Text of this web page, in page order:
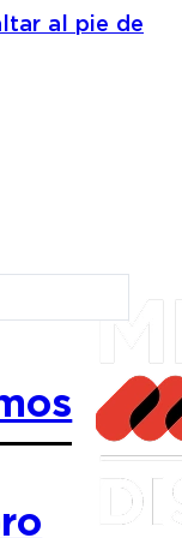
al pie de